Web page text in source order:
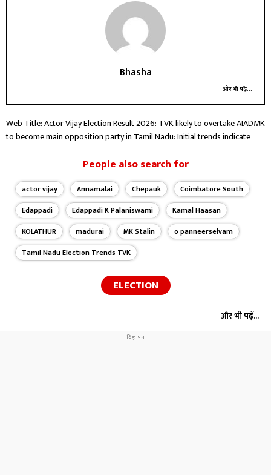
Bhasha
और भी पढ़ें...
Web Title: Actor Vijay Election Result 2026: TVK likely to overtake AIADMK
to become main opposition party in Tamil Nadu: Initial trends indicate
People also search for
actor vijay Annamalai Chepauk
Coimbatore South
Edappadi
Edappadi K Palaniswami
Kamal Haasan
KOLATHUR
madurai MK Stalin
o panneerselvam
Tamil Nadu Election Trends TVK
ELECTION
और भी पढ़ें...